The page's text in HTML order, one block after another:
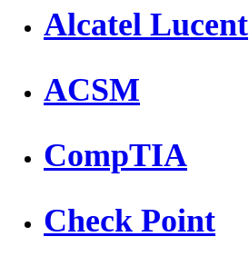
Alcatel Lucent
ACSM
CompTIA
Check Point